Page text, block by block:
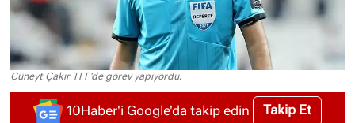
Cüneyt Çakır TFF'de görev yapıyordu.
10Haber'i Google'da takip edin Takip Et